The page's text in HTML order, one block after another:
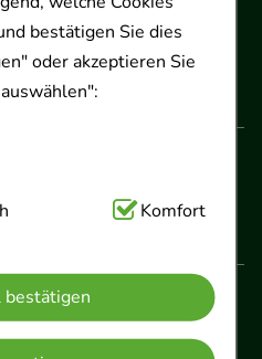
bestätigen Sie dies
oder akzeptieren Sie
handelt es sich um
unserer
Navigation,
weshalb auf diese nicht
Komfort